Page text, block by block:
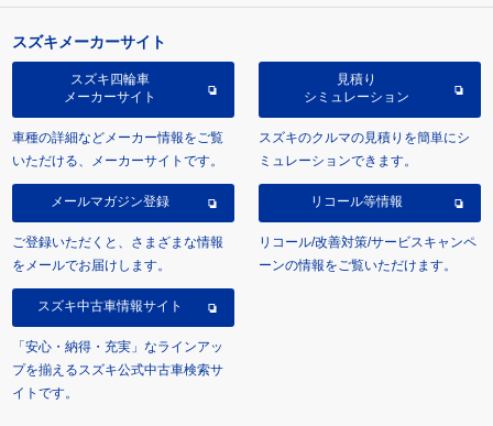
スズキメーカーサイト
スズキ四輪車
メーカーサイト
車種の詳細などメーカー情報をご覧
いただける、メーカーサイトです。
見積り
シミュレーション
スズキのクルマの見積りを簡単にシ
ミュレーションできます。
メールマガジン登録
ご登録いただくと、さまざまな情報
をメールでお届けします。
リコール等情報
リコール/改善対策/サービスキャンペ
ーンの情報をご覧いただけます。
スズキ中古車情報サイト
「安心・納得・充実」なラインアッ
プを揃えるスズキ公式中古車検索サ
イトです。